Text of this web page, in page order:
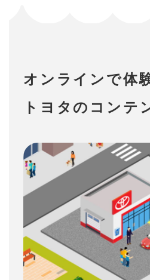
オンラインで体
トヨタのコンテ